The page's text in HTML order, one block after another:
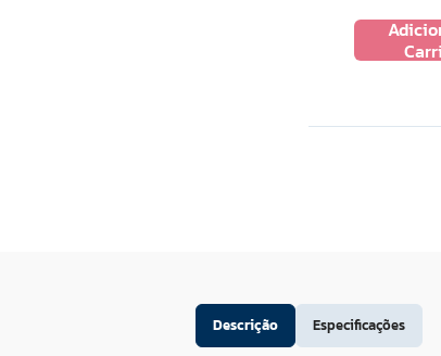
Descrição Especificações